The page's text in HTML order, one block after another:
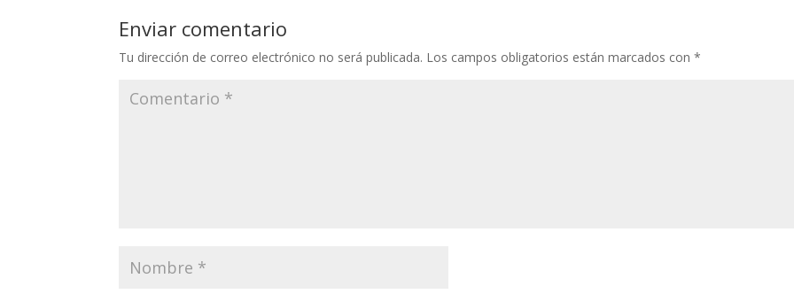
Enviar comentario
Tu dirección de correo electrónico no será publicada. Los campos obligatorios están marcados con*